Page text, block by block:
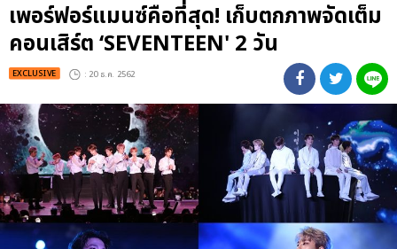
เพอร์ฟอร์แมนซ์คือที่สุด! เก็บตกภาพจัดเต็ม
คอนเสิร์ต ‘SEVENTEEN' 2 วัน
EXCLUSIVE : 20 ธ.ค. 2562